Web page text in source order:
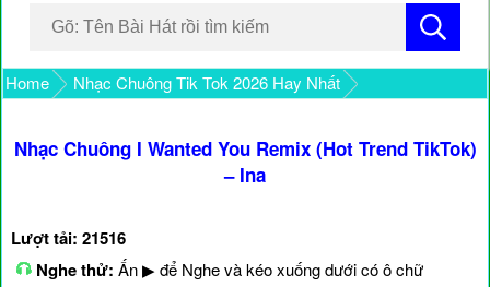
Home Nhạc Chuông Tik Tok 2026 Hay Nhất
Nhạc Chuông I Wanted You Remix (Hot Trend TikTok)
– Ina
Lượt tải: 21516
Nghe thử: Ấn ▶ để Nghe và kéo xuống dưới có ô chữ